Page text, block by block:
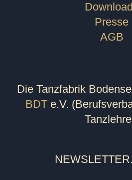
Presse
AGB
Die Tanzfabrik
BDT e.V.
NEWSLETTER